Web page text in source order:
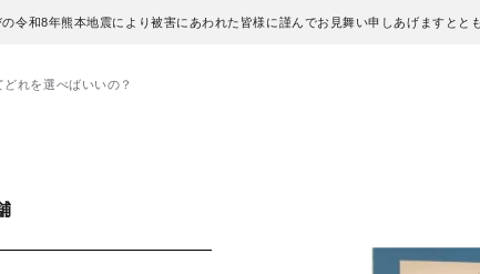
の令和8年熊本地震により被害にあわれた皆様に謹んでお見舞い申しあげますとと
どれを選べばいいの？